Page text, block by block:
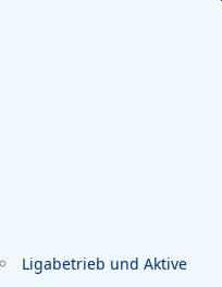
Ligabetrieb und Aktive